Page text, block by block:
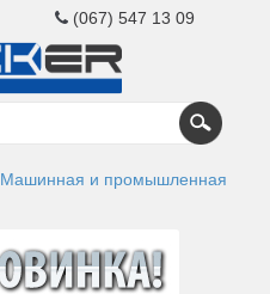
(067) 547 13 09
Машинная и промышленная